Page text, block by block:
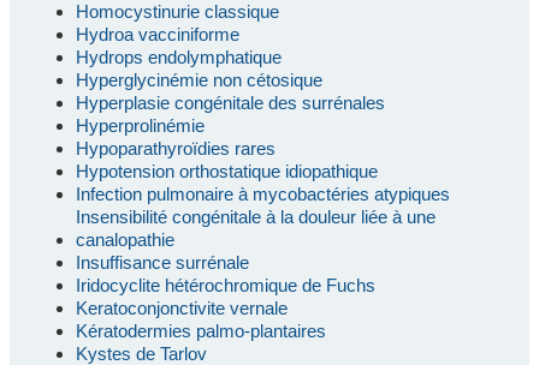
Homocystinurie classique
Hydroa vacciniforme
Hydrops endolymphatique
Hyperglycinémie non cétosique
Hyperplasie congénitale des surrénales
Hyperprolinémie
Hypoparathyroïdies rares
Hypotension orthostatique idiopathique
Infection pulmonaire à mycobactéries atypiques
Insensibilité congénitale à la douleur liée à une
canalopathie
Insuffisance surrénale
Iridocyclite hétérochromique de Fuchs
Keratoconjonctivite vernale
Kératodermies palmo-plantaires
Kystes de Tarlov